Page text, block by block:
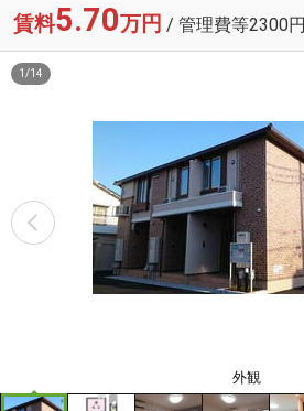
賃料5.70万円 / 管理費等2300円
外観
1 /14